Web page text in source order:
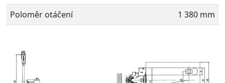
Poloměr otáčení
1 380 mm